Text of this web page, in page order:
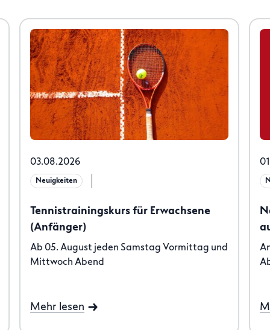
03.08.2026
Neuigkeiten
Tennistrainingskurs für Erwachsene
(Anfänger)
Ab 05. August jeden Samstag Vormittag und
Mittwoch Abend
Mehr lesen